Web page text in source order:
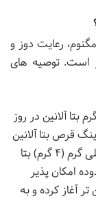
رعایت دوز و
است. توصیه های
بین ۳.۲ تا ۶.۴ گرم بتا آلانین در روز
قرص بتا آلانین
مگنوم (مثلاً ۴ قرص) ممکن است ۴۰۰۰ میلی گرم (۴ گرم) بتا
امکان پذیر
آغاز کرده و به